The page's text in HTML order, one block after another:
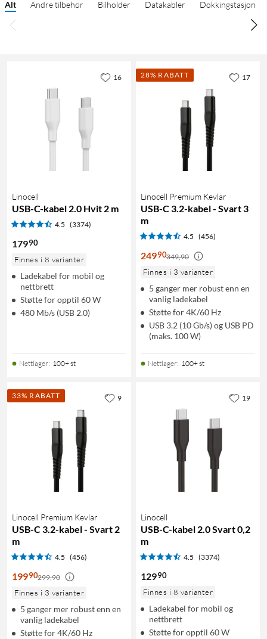
Alt Andre tilbehør Bilholder Datakabler Dokkingstasjon
Linocell
USB-C-kabel 2.0 Hvit 2 m
4.5 (3374)
17990
Finnes i 8 varianter
Ladekabel for mobil og
nettbrett
Støtte for opptil 60 W
480 Mb/s (USB 2.0)
Nettlager: 100+ st
16 28% RABATT
Linocell Premium Kevlar
USB-C 3.2-kabel - Svart 3
m
4.5 (456)
24990349,90
Finnes i 3 varianter
5 ganger mer robust enn en
vanlig ladekabel
Støtte for 4K/60 Hz
USB 3.2 (10 Gb/s) og USB PD
(maks. 100 W)
Nettlager: 100+ st
17
33% RABATT
Linocell Premium Kevlar
USB-C 3.2-kabel - Svart 2
m
4.5 (456)
19990299,90
Finnes i 3 varianter
5 ganger mer robust enn en
vanlig ladekabel
Støtte for 4K/60 Hz
9
Linocell
USB-C-kabel 2.0 Svart 0,2
m
4.5 (3374)
12990
Finnes i 8 varianter
Ladekabel for mobil og
nettbrett
Støtte for opptil 60 W
19